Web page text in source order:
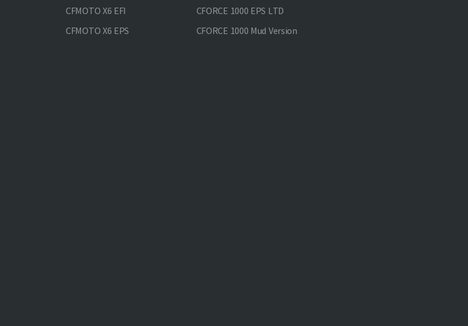
CFMOTO X6 EFI
CFMOTO X6 EPS
CFORCE 1000 EPS LTD
CFORCE 1000 Mud Version